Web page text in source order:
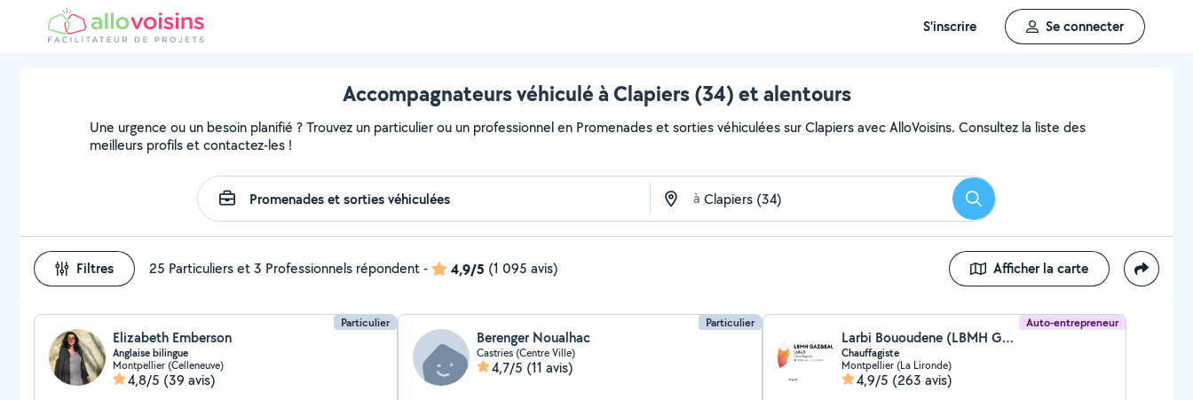
S'inscrire Se connecter
Accompagnateurs véhiculé à Clapiers (34) et alentours
Une urgence ou un besoin planifié ? Trouvez un particulier ou un professionnel en Promenades et sorties véhiculées sur Clapiers avec AlloVoisins. Consultez la liste des
meilleurs profils et contactez-les !
à Rechercher
Filtres 25 Particuliers et 3 Professionnels répondent- 4,9/5 (1 095 avis) Afficher la carte
Particulier
Elizabeth Emberson
Anglaise bilingue
Montpellier (Celleneuve)
4,8/5 (39 avis)
Particulier
Berenger Noualhac
Castries (Centre Ville)
4,7/5 (11 avis)
Auto-entrepreneur
Larbi Bououdene (LBMH GAZ & EAU)
Chauffagiste
Montpellier (La Lironde)
4,9/5 (263 avis)